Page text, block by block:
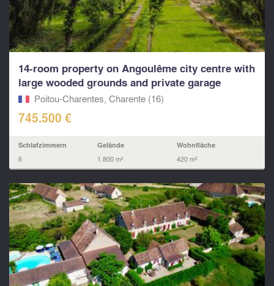
14-room property on Angoulême city centre with
large wooded grounds and private garage
Poitou-Charentes, Charente (16)
745.500 €
Schlafzimmern
6
Gelände
1.800 m²
Wohnfläche
420 m²